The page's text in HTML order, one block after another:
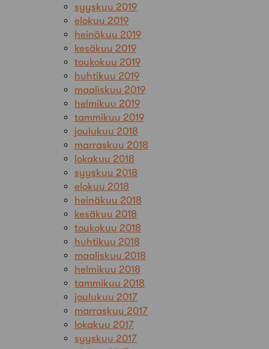
syyskuu 2019
elokuu 2019
heinäkuu 2019
kesäkuu 2019
toukokuu 2019
huhtikuu 2019
maaliskuu 2019
helmikuu 2019
tammikuu 2019
joulukuu 2018
marraskuu 2018
lokakuu 2018
syyskuu 2018
elokuu 2018
heinäkuu 2018
kesäkuu 2018
toukokuu 2018
huhtikuu 2018
maaliskuu 2018
helmikuu 2018
tammikuu 2018
joulukuu 2017
marraskuu 2017
lokakuu 2017
syyskuu 2017